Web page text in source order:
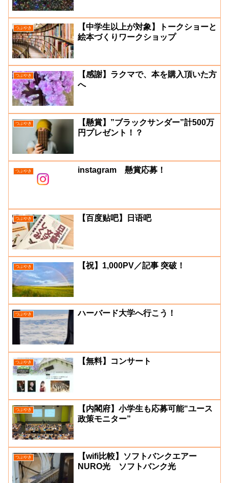
つぶやき
【中学生以上が対象】トークショーと
絵本づくりワークショップ
つぶやき
【感謝】ラクマで、本を購入頂いた方
へ
つぶやき
【懸賞】”ブラックサンダー”計500万
円プレゼント！？
つぶやき instagram 懸賞応募！
つぶやき 【百度贴吧】日语吧
つぶやき 【祝】1,000PV／記事 突破！
つぶやき ハーバード大学へ行こう！
つぶやき 【無料】コンサート
つぶやき
【内閣府】小学生も応募可能“ユース
政策モニター”
つぶやき
【wifi比較】ソフトバンクエアー
NURO光 ソフトバンク光